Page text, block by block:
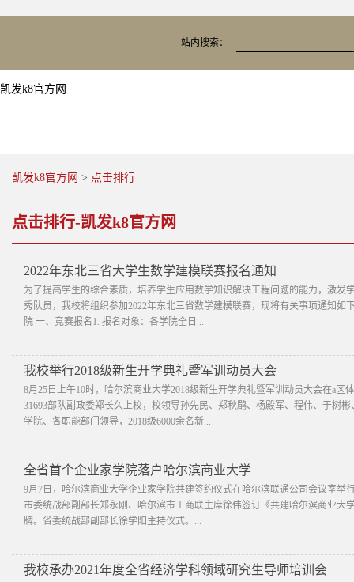
站内搜索：
凯发k8官方网
凯发k8官方网 > 点击排行
点击排行-凯发k8官方网
2022年东北三省大学生数学建模联赛报名通知
为了提高学生的综合素质，培养学生应用数学知识解决工程问题的能力，激发
秀队员，我校将组织参加2022年东北三省数学建模联赛，现将有关事项通知
院 一、竞赛报名1. 报名对象：各学院全日...
我校举行2018级新生开学典礼暨军训动员大会
​8月25日上午10时，哈尔滨商业大学2018级新生开学典礼暨军训动员大会在a
31693部队副政委郑长久上校，校领导孙先民、郑秋鹛、杨殿军、程伟、于树
学院、各职能部门领导，2018级6000余名新...
全省首个企业家学院落户哈尔滨商业大学
9月7日，哈尔滨商业大学企业家学院共建签约仪式在哈尔滨联通公司会议室
市委统战部副部长郑永刚、哈尔滨市工商联主席徐伟签订《共建哈尔滨商业
牌。省委统战部副部长徐学阳主持仪式。...
我校承办2021年度全省经济学科领域研究生导师培训会